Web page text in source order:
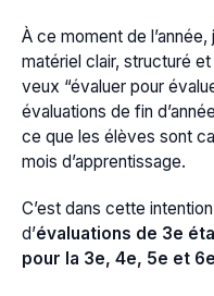
À ce moment de l’année,
matériel clair, structuré
veux “évaluer pour
évaluations de fin
ce que les élèves sont
mois d’apprentissage.
C’est dans cette
d’évaluations de 3e
pour la 3e, 4e, 5e et